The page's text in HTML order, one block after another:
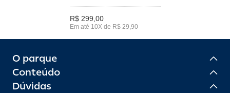
R$ 299,00
Em até 10X de R$ 29,90
O parque
Conteúdo
Dúvidas